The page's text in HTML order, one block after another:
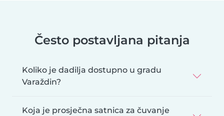
Često postavljana pitanja
Koliko je dadilja dostupno u gradu
Varaždin?
Koja je prosječna satnica za čuvanje